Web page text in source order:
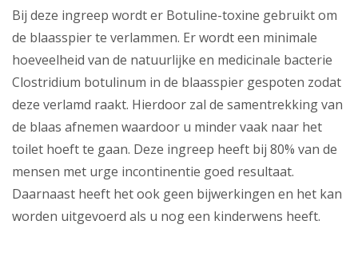
Bij deze ingreep wordt er Botuline-toxine gebruikt om
de blaasspier te verlammen. Er wordt een minimale
hoeveelheid van de natuurlijke en medicinale bacterie
Clostridium botulinum in de blaasspier gespoten zodat
deze verlamd raakt. Hierdoor zal de samentrekking van
de blaas afnemen waardoor u minder vaak naar het
toilet hoeft te gaan. Deze ingreep heeft bij 80% van de
mensen met urge incontinentie goed resultaat.
Daarnaast heeft het ook geen bijwerkingen en het kan
worden uitgevoerd als u nog een kinderwens heeft.